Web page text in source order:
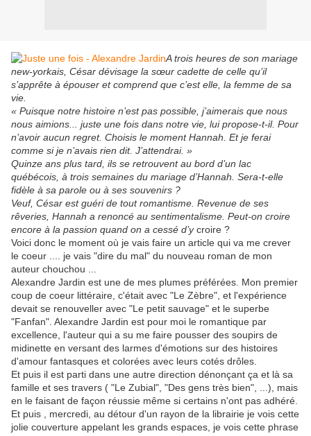
A trois heures de son mariage
new-yorkais, César dévisage la sœur cadette de celle qu’il
s’apprête à épouser et comprend que c’est elle, la femme de sa
vie.
« Puisque notre histoire n’est pas possible, j’aimerais que nous
nous aimions... juste une fois dans notre vie, lui propose-t-il. Pour
n’avoir aucun regret. Choisis le moment Hannah. Et je ferai
comme si je n’avais rien dit. J’attendrai. »
Quinze ans plus tard, ils se retrouvent au bord d’un lac
québécois, à trois semaines du mariage d’Hannah. Sera-t-elle
fidèle à sa parole ou à ses souvenirs ?
Veuf, César est guéri de tout romantisme. Revenue de ses
rêveries, Hannah a renoncé au sentimentalisme. Peut-on croire
encore à la passion quand on a cessé d’ycroire ?
Voici donc le moment où je vais faire un article qui va me crever
le coeur .... je vais "dire du mal" du nouveau roman de mon
auteur chouchou ...
Alexandre Jardin est une de mes plumes préférées. Mon premier
coup de coeur littéraire, c'était avec "Le Zèbre", et l'expérience
devait se renouveller avec "Le petit sauvage" et le superbe
"Fanfan". Alexandre Jardin est pour moi le romantique par
excellence, l'auteur qui a su me faire pousser des soupirs de
midinette en versant des larmes d'émotions sur des histoires
d'amour fantasques et colorées avec leurs cotés drôles.
Et puis il est parti dans une autre direction dénonçant ça et là sa
famille et ses travers ( "Le Zubial", "Des gens très bien", ...), mais
en le faisant de façon réussie même si certains n'ont pas adhéré.
Et puis , mercredi, au détour d'un rayon de la librairie je vois cette
jolie couverture appelant les grands espaces, je vois cette phrase